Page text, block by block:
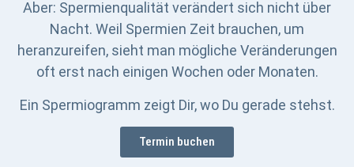
Aber: Spermienqualität verändert sich nicht über
Nacht. Weil Spermien Zeit brauchen, um
heranzureifen, sieht man mögliche Veränderungen
oft erst nach einigen Wochen oder Monaten.
Ein Spermiogramm zeigt Dir, wo Du gerade stehst.
Termin buchen